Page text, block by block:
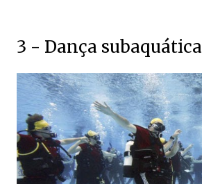
3 - Dança subaquática